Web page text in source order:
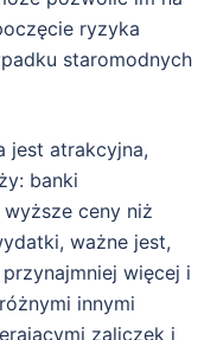
ryzyka
staromodnych
jest atrakcyjna,
banki
ceny niż
ważne jest,
więcej i
innymi
zaliczek i